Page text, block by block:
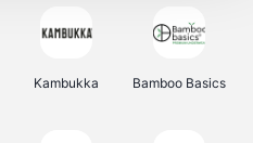
Kambukka Bamboo Basics